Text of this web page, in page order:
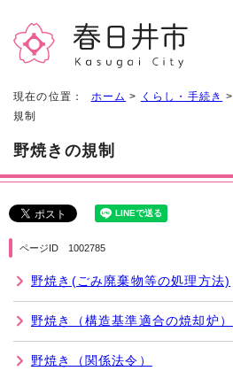
現在の位置： ホーム > くらし・手続き >
規制
野焼きの規制
ページID 1002785
野焼き(ごみ廃棄物等の処理方法)
野焼き（構造基準適合の焼却炉）
野焼き（関係法令）